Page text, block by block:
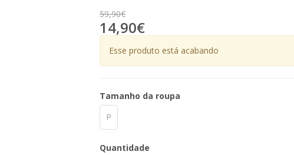
59,90€
14,90€
Esse produto está acabando
Tamanho da roupa
P
Quantidade